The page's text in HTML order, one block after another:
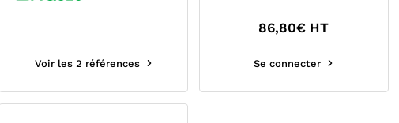
Voir les 2 références
86,80€ HT
Se connecter